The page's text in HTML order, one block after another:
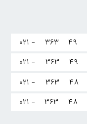
۰۲۱ - ۳۶۳ ۴۹
۰۲۱ -
۳۶۳ ۴۹
۰۲۱ -
۳۶۳ ۴۸
۰۲۱ -
۳۶۳ ۴۸